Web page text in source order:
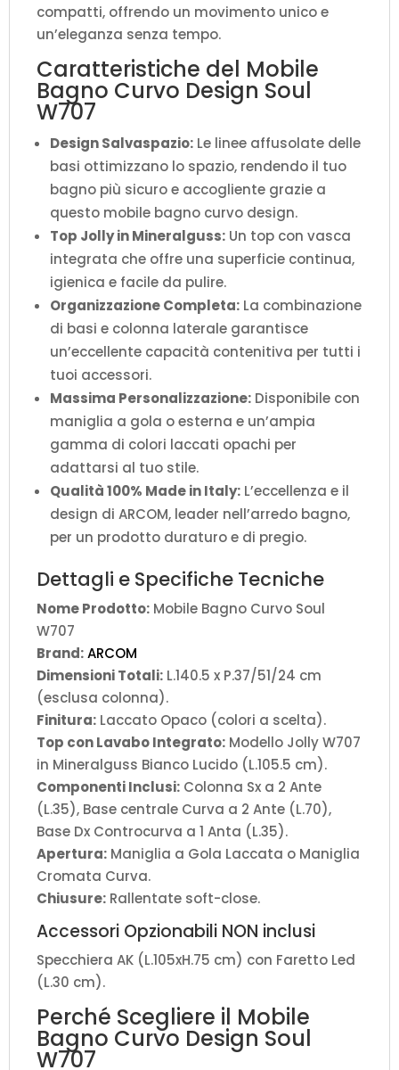
compatti, offrendo un movimento unico e
un’eleganza senza tempo.
Caratteristiche del Mobile
Bagno Curvo Design Soul
W707
Design Salvaspazio: Le linee affusolate delle
basi ottimizzano lo spazio, rendendo il tuo
bagno più sicuro e accogliente grazie a
questo mobile bagno curvo design.
Top Jolly in Mineralguss: Un top con vasca
integrata che offre una superficie continua,
igienica e facile da pulire.
Organizzazione Completa: La combinazione
di basi e colonna laterale garantisce
un’eccellente capacità contenitiva per tutti i
tuoi accessori.
Massima Personalizzazione: Disponibile con
maniglia a gola o esterna e un’ampia
gamma di colori laccati opachi per
adattarsi al tuo stile.
Qualità 100% Made in Italy: L’eccellenza e il
design di ARCOM, leader nell’arredo bagno,
per un prodotto duraturo e di pregio.
Dettagli e Specifiche Tecniche
Nome Prodotto: Mobile Bagno Curvo Soul
W707
Brand:ARCOM
Dimensioni Totali: L.140.5 x P.37/51/24 cm
(esclusa colonna).
Finitura: Laccato Opaco (colori a scelta).
Top con Lavabo Integrato: Modello Jolly W707
in Mineralguss Bianco Lucido (L.105.5 cm).
Componenti Inclusi: Colonna Sx a 2 Ante
(L.35), Base centrale Curva a 2 Ante (L.70),
Base Dx Controcurva a 1 Anta (L.35).
Apertura: Maniglia a Gola Laccata o Maniglia
Cromata Curva.
Chiusure: Rallentate soft-close.
Accessori Opzionabili NON inclusi
Specchiera AK (L.105xH.75 cm) con Faretto Led
(L.30 cm).
Perché Scegliere il Mobile
Bagno Curvo Design Soul
W707